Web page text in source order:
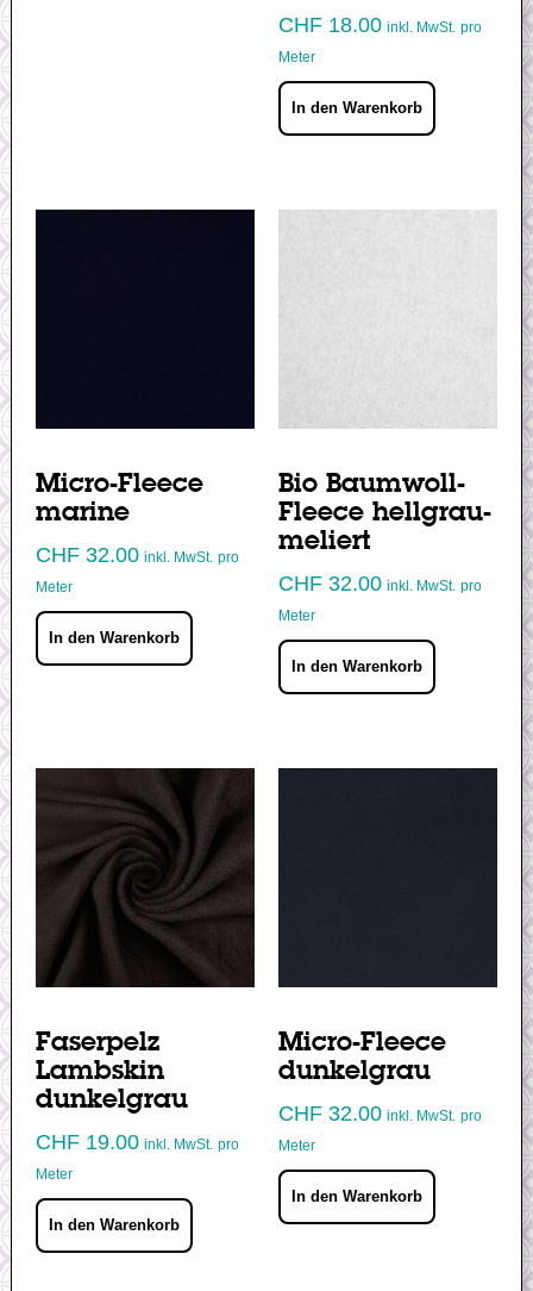
CHF18.00 inkl. MwSt. pro
Meter
In den Warenkorb
Micro-Fleece
marine
CHF32.00 inkl. MwSt. pro
Meter
In den Warenkorb
Bio Baumwoll-
Fleece hellgrau-
meliert
CHF32.00 inkl. MwSt. pro
Meter
In den Warenkorb
Faserpelz
Lambskin
dunkelgrau
CHF19.00 inkl. MwSt. pro
Meter
In den Warenkorb
Micro-Fleece
dunkelgrau
CHF32.00 inkl. MwSt. pro
Meter
In den Warenkorb